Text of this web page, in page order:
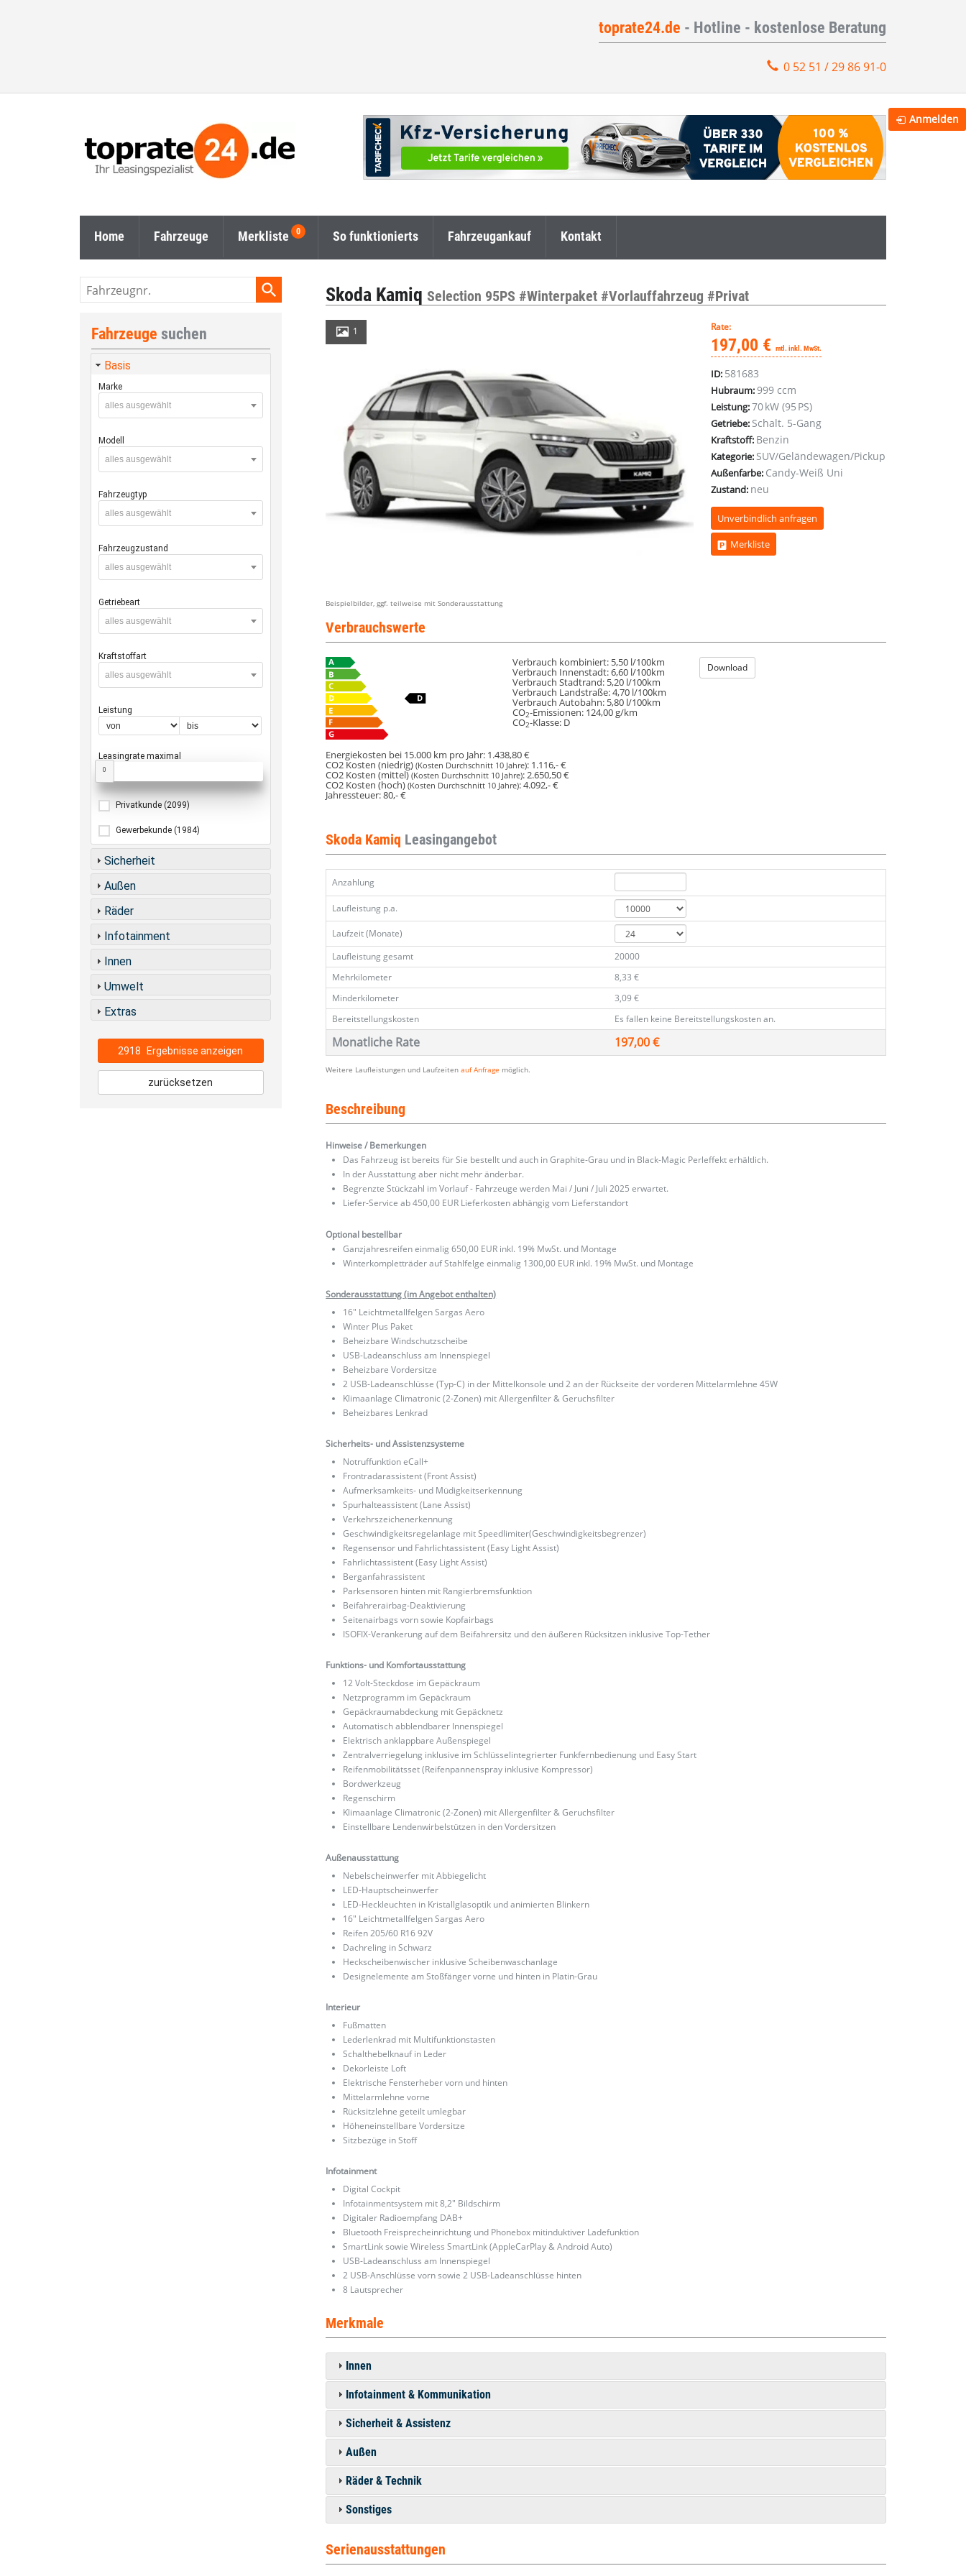
toprate24.de - Hotline - kostenlose Beratung
0 52 51 / 29 86 91-0
Home Fahrzeuge Merkliste So funktionierts Fahrzeugankauf Kontakt
Skoda Kamiq Selection 95PS #Winterpaket #Vorlauffahrzeug #Privat
1
Beispielbilder, ggf. teilweise mit Sonderausstattung
Rate:
197,00 € mtl. inkl. MwSt.
ID: 581683
Hubraum:999 ccm
Leistung:70 kW (95 PS)
Getriebe: Schalt. 5-Gang
Kraftstoff: Benzin
Kategorie: SUV/Geländewagen/Pickup
Außenfarbe: Candy-Weiß Uni
Zustand: neu
Unverbindlich anfragen
Merkliste
Verbrauchswerte
Verbrauch kombiniert: 5,50 l/100km
Verbrauch Innenstadt:6,60 l/100km
Verbrauch Stadtrand: 5,20 l/100km
Verbrauch Landstraße:4,70 l/100km
Verbrauch Autobahn: 5,80 l/100km
CO2-Emissionen: 124,00 g/km
CO2-Klasse: D
Download
Energiekosten bei 15.000 km pro Jahr: 1.438,80 €
CO2 Kosten (niedrig)(Kosten Durchschnitt 10 Jahre): 1.116,- €
CO2 Kosten (mittel)(Kosten Durchschnitt 10 Jahre):2.650,50 €
CO2 Kosten (hoch)(Kosten Durchschnitt 10 Jahre):4.092,- €
Jahressteuer:80,- €
Skoda Kamiq Leasingangebot
Anzahlung
Laufleistung p.a.
Laufzeit (Monate)
Laufleistung gesamt
20000
Mehrkilometer
8,33 €
Minderkilometer
3,09 €
Bereitstellungskosten
Es fallen keine Bereitstellungskosten an.
Monatliche Rate 197,00 €
Weitere Laufleistungen und Laufzeitenauf Anfrage möglich.
Beschreibung
Hinweise / Bemerkungen
Das Fahrzeug ist bereits für Sie bestellt und auch in Graphite-Grau und in Black-Magic Perleffekt erhältlich.
In der Ausstattung aber nicht mehr änderbar.
Begrenzte Stückzahl im Vorlauf - Fahrzeuge werden Mai / Juni / Juli 2025 erwartet.
Liefer-Service ab 450,00 EUR Lieferkosten abhängig vom Lieferstandort
Optional bestellbar
Ganzjahresreifen einmalig 650,00 EUR inkl. 19% MwSt. und Montage
Winterkompletträder auf Stahlfelge einmalig 1300,00 EUR inkl. 19% MwSt. und Montage
Sonderausstattung (im Angebot enthalten)
16" Leichtmetallfelgen Sargas Aero
Winter Plus Paket
Beheizbare Windschutzscheibe
USB-Ladeanschluss am Innenspiegel
Beheizbare Vordersitze
2 USB-Ladeanschlüsse (Typ-C) in der Mittelkonsole und 2 an der Rückseite der vorderen Mittelarmlehne 45W
Klimaanlage Climatronic (2-Zonen) mit Allergenfilter & Geruchsfilter
Beheizbares Lenkrad
Sicherheits- und Assistenzsysteme
Notruffunktion eCall+
Frontradarassistent (Front Assist)
Aufmerksamkeits- und Müdigkeitserkennung
Spurhalteassistent (Lane Assist)
Verkehrszeichenerkennung
Geschwindigkeitsregelanlage mit Speedlimiter(Geschwindigkeitsbegrenzer)
Regensensor und Fahrlichtassistent (Easy Light Assist)
Fahrlichtassistent (Easy Light Assist)
Berganfahrassistent
Parksensoren hinten mit Rangierbremsfunktion
Beifahrerairbag-Deaktivierung
Seitenairbags vorn sowie Kopfairbags
ISOFIX-Verankerung auf dem Beifahrersitz und den äußeren Rücksitzen inklusive Top-Tether
Funktions- und Komfortausstattung
12 Volt-Steckdose im Gepäckraum
Netzprogramm im Gepäckraum
Gepäckraumabdeckung mit Gepäcknetz
Automatisch abblendbarer Innenspiegel
Elektrisch anklappbare Außenspiegel
Zentralverriegelung inklusive im Schlüsselintegrierter Funkfernbedienung und Easy Start
Reifenmobilitätsset (Reifenpannenspray inklusive Kompressor)
Bordwerkzeug
Regenschirm
Klimaanlage Climatronic (2-Zonen) mit Allergenfilter & Geruchsfilter
Einstellbare Lendenwirbelstützen in den Vordersitzen
Außenausstattung
Nebelscheinwerfer mit Abbiegelicht
LED-Hauptscheinwerfer
LED-Heckleuchten in Kristallglasoptik und animierten Blinkern
16" Leichtmetallfelgen Sargas Aero
Reifen 205/60 R16 92V
Dachreling in Schwarz
Heckscheibenwischer inklusive Scheibenwaschanlage
Designelemente am Stoßfänger vorne und hinten in Platin-Grau
Interieur
Fußmatten
Lederlenkrad mit Multifunktionstasten
Schalthebelknauf in Leder
Dekorleiste Loft
Elektrische Fensterheber vorn und hinten
Mittelarmlehne vorne
Rücksitzlehne geteilt umlegbar
Höheneinstellbare Vordersitze
Sitzbezüge in Stoff
Infotainment
Digital Cockpit
Infotainmentsystem mit 8,2" Bildschirm
Digitaler Radioempfang DAB+
Bluetooth Freisprecheinrichtung und Phonebox mitinduktiver Ladefunktion
SmartLink sowie Wireless SmartLink (AppleCarPlay & Android Auto)
USB-Ladeanschluss am Innenspiegel
2 USB-Anschlüsse vorn sowie 2 USB-Ladeanschlüsse hinten
8 Lautsprecher
Merkmale
Innen
Infotainment & Kommunikation
Sicherheit & Assistenz
Außen
Räder & Technik
Sonstiges
Serienausstattungen
Fahrzeugnr.
Fahrzeuge suchen
Basis
Marke
alles ausgewählt
Modell
alles ausgewählt
Fahrzeugtyp
alles ausgewählt
Fahrzeugzustand
alles ausgewählt
Getriebeart
alles ausgewählt
Kraftstoffart
alles ausgewählt
Leistung
Leasingrate maximal
0
Privatkunde (2099)
Gewerbekunde (1984)
Sicherheit
Außen
Räder
Infotainment
Innen
Umwelt
Extras
2918 Ergebnisse anzeigen
zurücksetzen
Anmelden